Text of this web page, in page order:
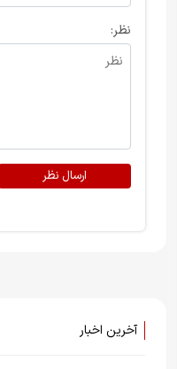
نظر:
ارسال نظر
آخرین اخبار